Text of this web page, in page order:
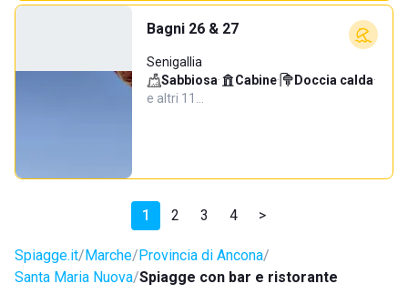
Bagni 26 & 27
Senigallia
Sabbiosa· Cabine· Doccia calda·
e altri 11…
1 2 3 4 >
Spiagge.it Marche Provincia di Ancona
Santa Maria Nuova Spiagge con bar e ristorante